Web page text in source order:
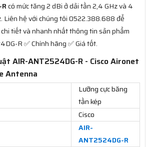
có mức tăng 2 dBi ở dải tần 2,4 GHz và 4
Liên hệ với chúng tôi 0522.388.688 để
tiết và nhanh nhất thông tin sản phẩm
R ✅ Chính hãng ✅ Giá tốt.
AIR-ANT2524DG-R - Cisco Aironet
Antenna
Lưỡng cực băng
tần kép
Cisco
AIR-
ANT2524DG-R